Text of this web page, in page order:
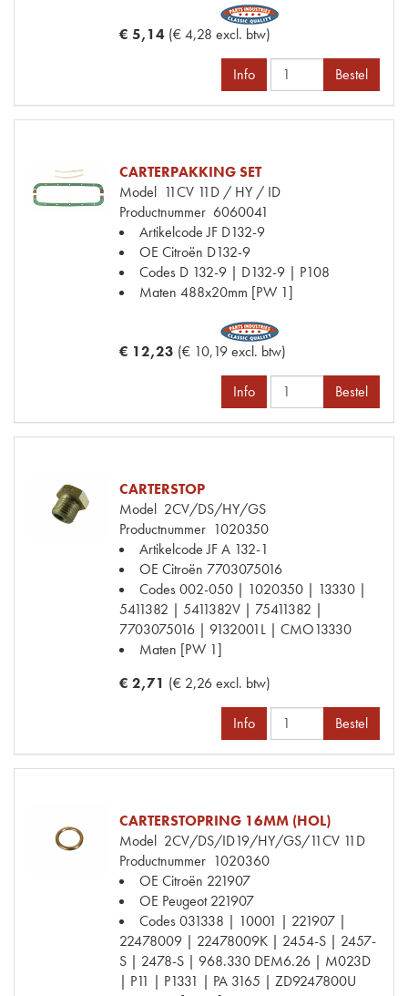
€ 5,14 (€ 4,28 excl. btw)
Info Bestel
CARTERPAKKING SET
Model 11CV 11D / HY / ID
Productnummer 6060041
Artikelcode JF D132-9
OE Citroën D132-9
Codes D 132-9 | D132-9 | P108
Maten 488x20mm [PW 1]
€ 12,23 (€ 10,19 excl. btw)
Info Bestel
CARTERSTOP
Model 2CV/DS/HY/GS
Productnummer 1020350
Artikelcode JFA 132-1
OE Citroën 7703075016
Codes002-050 | 1020350 | 13330 |
5411382 | 5411382V | 75411382 |
7703075016 | 9132001L | CMO13330
Maten [PW 1]
€ 2,71 (€ 2,26 excl. btw)
Info Bestel
CARTERSTOPRING 16MM (HOL)
Model 2CV/DS/ID19/HY/GS/11CV 11D
Productnummer 1020360
OE Citroën 221907
OE Peugeot 221907
Codes031338 | 10001 | 221907 |
22478009 | 22478009K | 2454-S | 2457-
S | 2478-S | 968.330 DEM6.26 | M023D
| P11 | P1331 | PA 3165 | ZD9247800U